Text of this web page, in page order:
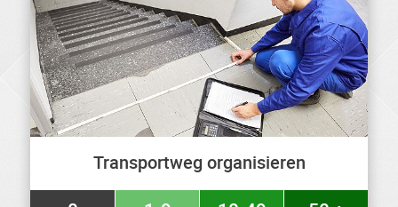
Transportweg organisieren